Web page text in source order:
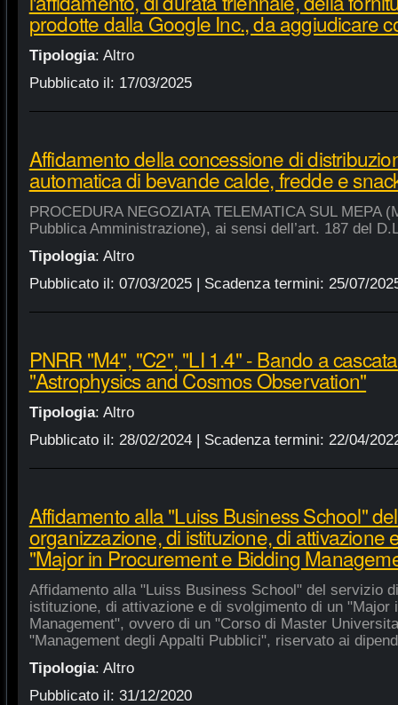
prodotte dalla Google Inc., da aggiudicare
Tipologia: Altro
Pubblicato il: 17/03/2025
Affidamento della concessione di
automatica di bevande calde, fredde e
PROCEDURA NEGOZIATA TELEMATICA SUL MEPA
Pubblica Amministrazione), ai sensi dell’art. 187 del
Tipologia: Altro
Pubblicato il: 07/03/2025| Scadenza termini: 25/07/
PNRR "M4", "C2", "LI 1.4" - Bando a
"Astrophysics and Cosmos Observation"
Tipologia: Altro
Pubblicato il: 28/02/2024| Scadenza termini: 22/04/
Affidamento alla "Luiss Business School"
organizzazione, di istituzione, di attivazione
"Major in Procurement e Bidding
Affidamento alla "Luiss Business School" del servizio
istituzione, di attivazione e di svolgimento di un "Major
Management", ovvero di un "Corso di Master
"Management degli Appalti Pubblici", riservato ai
Tipologia: Altro
Pubblicato il: 31/12/2020